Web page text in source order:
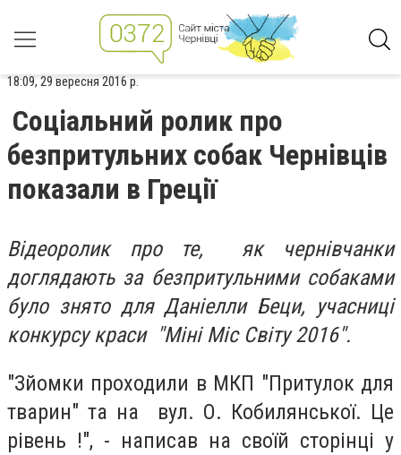
18:09, 29 вересня 2016 р.
Соціальний ролик про
безпритульних собак Чернівців
показали в Греції
Відеоролик про те, як чернівчанки
доглядають за безпритульними собаками
було знято для Даніелли Беци, учасниці
конкурсу краси "Міні Міс Світу 2016".
"Зйомки проходили в МКП "Притулок для
тварин" та на вул. О. Кобилянської. Це
рівень !", - написав на своїй сторінці у